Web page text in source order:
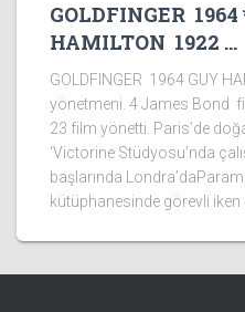
GOLDFINGER 1964
HAMILTON 1922 …
GOLDFINGER 1964 GUY
yönetmeni. 4 James Bond
23 film yönetti. Paris’de
‘Victorine Stüdyosu’nda
başlarında
kütüphanesinde görevli iken